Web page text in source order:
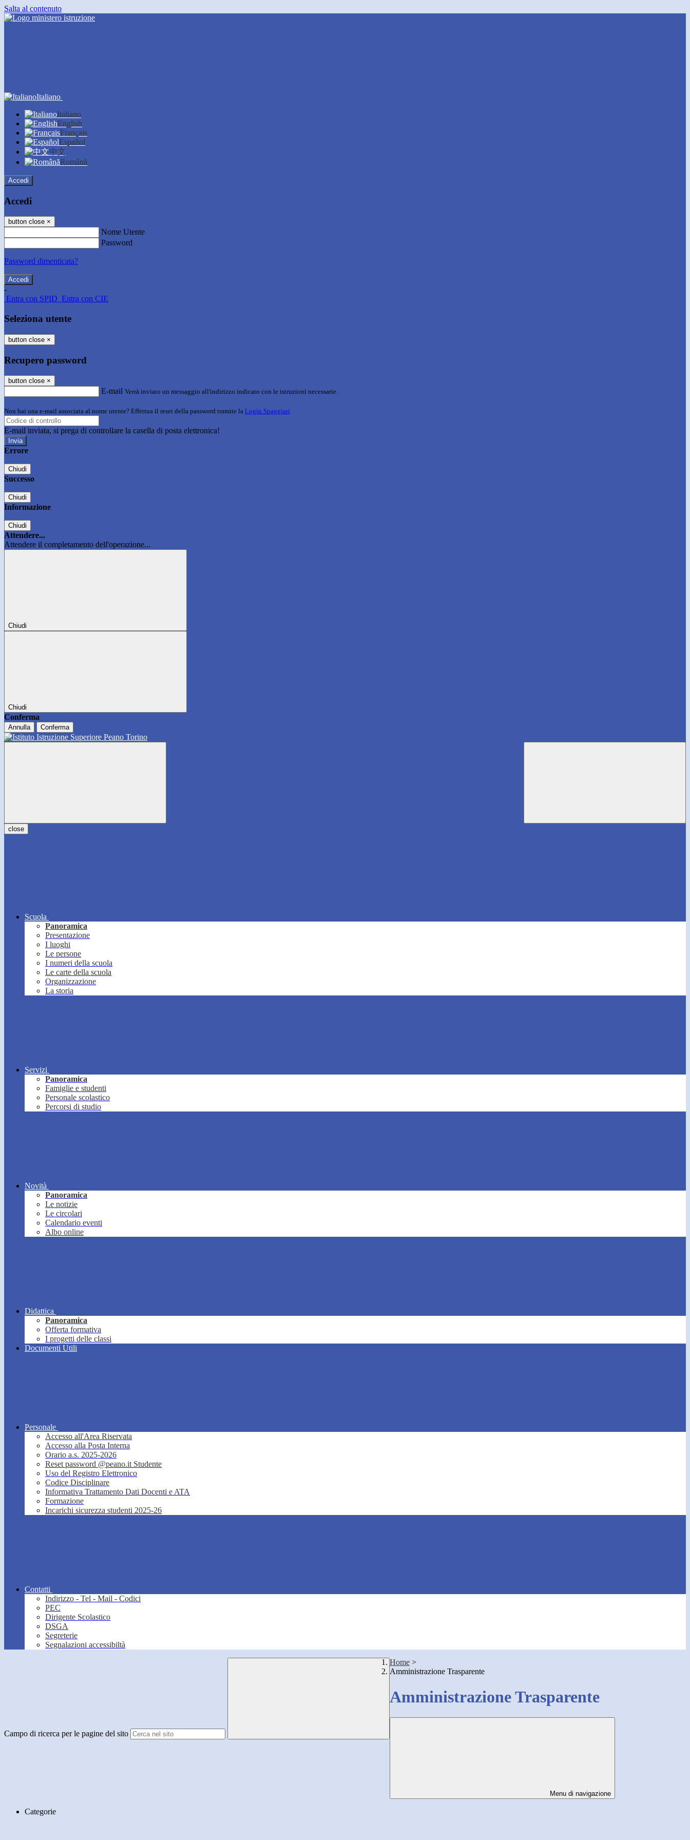
Salta al contenuto
Italiano
Italiano
English
Français
Español
中文
Română
Accedi
Accedi
button close ×
Nome Utente
Password
Password dimenticata?
-
Entra con SPID Entra con CIE
Seleziona utente
button close ×
Recupero password
button close ×
E-mail Verrà inviato un messaggio all'indirizzo indicato con le istruzioni necessarie.
Non hai una e-mail associata al nome utente? Effettua il reset della password tramite la Login Spaggiari
E-mail inviata, si prega di controllare la casella di posta elettronica!
Errore
Chiudi
Successo
Chiudi
Informazione
Chiudi
Attendere...
Attendere il completamento dell'operazione...
Chiudi
Chiudi
Conferma
Annulla Conferma
close
Scuola
Panoramica
Presentazione
I luoghi
Le persone
I numeri della scuola
Le carte della scuola
Organizzazione
La storia
Servizi
Panoramica
Famiglie e studenti
Personale scolastico
Percorsi di studio
Novità
Panoramica
Le notizie
Le circolari
Calendario eventi
Albo online
Didattica
Panoramica
Offerta formativa
I progetti delle classi
Documenti Utili
Personale
Accesso all'Area Riservata
Accesso alla Posta Interna
Orario a.s. 2025-2026
Reset password @peano.it Studente
Uso del Registro Elettronico
Codice Disciplinare
Informativa Trattamento Dati Docenti e ATA
Formazione
Incarichi sicurezza studenti 2025-26
Contatti
Indirizzo - Tel - Mail - Codici
PEC
Dirigente Scolastico
DSGA
Segreterie
Segnalazioni accessibiltà
Campo di ricerca per le pagine del sito
Home >
Amministrazione Trasparente
Amministrazione Trasparente
Menu di navigazione
Categorie